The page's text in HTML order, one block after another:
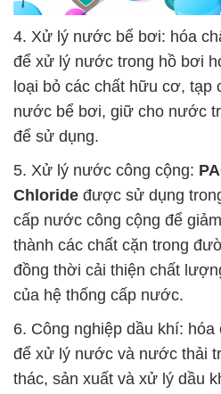
4. Xử lý nước bể bơi: hóa
để xử lý nước trong hồ bơi
loại bỏ các chất hữu cơ, tạp
nước bể bơi, giữ cho nước
để sử dụng.
5. Xử lý nước công cộng:
Chloride được sử dụng
cấp nước công cộng để
thành các chất cặn trong
đồng thời cải thiện chất
của hệ thống cấp nước.
6. Công nghiệp dầu khí:
để xử lý nước và nước thải
thác, sản xuất và xử lý dầu